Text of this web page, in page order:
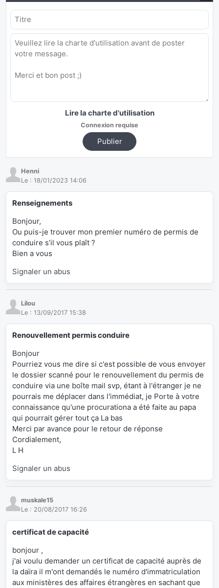
Lire la charte d'utilisation
Connexion requise
Publier
Henni
Le : 18/01/2023 14:06
Renseignements
Bonjour,
Ou puis-je trouver mon premier numéro de permis de
conduire s’il vous plaît ?
Bien a vous
Signaler un abus
Lilou
Le : 13/09/2017 15:38
Renouvellement permis conduire
Bonjour
Pourriez vous me dire si c'est possible de vous envoyer
le dossier scanné pour le renouvellement du permis de
conduire via une boîte mail svp, étant à l'étranger je ne
pourrais me déplacer dans l'immédiat, je Porte à votre
connaissance qu'une procurationa a été faite au papa
qui pourrait gérer tout ça La bas
Merci par avance pour le retour de réponse
Cordialement,
L H
Signaler un abus
muskale15
Le : 20/08/2017 16:26
certificat de capacité
bonjour ,
j'ai voulu demander un certificat de capacité auprès de
la daïra il m'ont demandés le numéro d'immatriculation
aux ministères des affaires étrangères en sachant que